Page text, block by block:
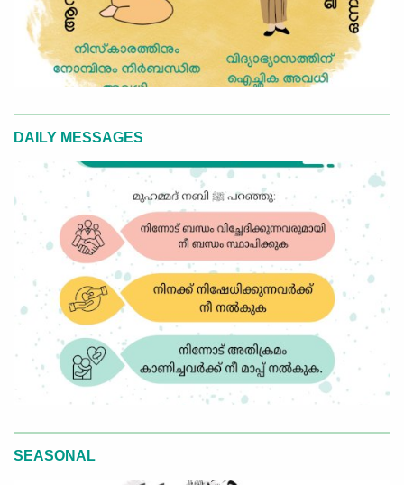
DAILY MESSAGES
SEASONAL